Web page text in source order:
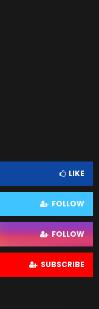
LIKE
FOLLOW
FOLLOW
SUBSCRIBE